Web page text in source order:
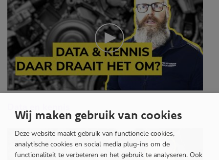
Wij maken gebruik van cookies
Deze website maakt gebruik van functionele cookies,
analytische cookies en social media plug-ins om de
functionaliteit te verbeteren en het gebruik te analyseren. Ook